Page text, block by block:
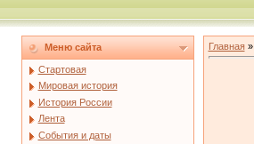
Меню сайта
Стартовая
Мировая история
История России
Лента
События и даты
Главная»